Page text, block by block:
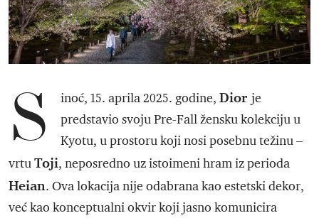
S inoć, 15. aprila 2025. godine, Dior je
predstavio svoju Pre-Fall žensku kolekciju u
Kyotu, u prostoru koji nosi posebnu težinu –
vrtuToji, neposredno uz istoimeni hram iz perioda
Heian. Ova lokacija nije odabrana kao estetski dekor,
već kao konceptualni okvir koji jasno komunicira